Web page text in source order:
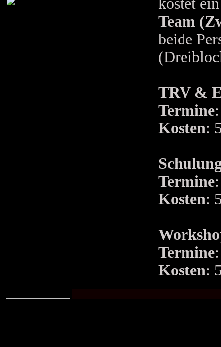
kostet
Team
beide
TRV &
Termine
Kosten:
Termine
Kosten:
Termine
Kosten: